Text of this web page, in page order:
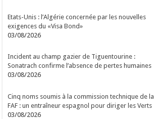
Etats-Unis : l’Algérie concernée par les nouvelles
exigences du «Visa Bond»
03/08/2026
Incident au champ gazier de Tiguentourine :
Sonatrach confirme l’absence de pertes humaines
03/08/2026
Cinq noms soumis à la commission technique de la
FAF : un entraîneur espagnol pour diriger les Verts
03/08/2026